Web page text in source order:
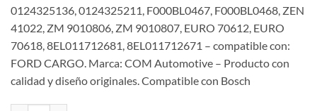
0124325136, 0124325211, F000BL0467, F000BL0468, ZEN
41022, ZM 9010806, ZM 9010807, EURO 70612, EURO
70618, 8EL011712681, 8EL011712671 – compatible con:
FORD CARGO. Marca: COM Automotive – Producto con
calidad y diseño originales. Compatible con Bosch